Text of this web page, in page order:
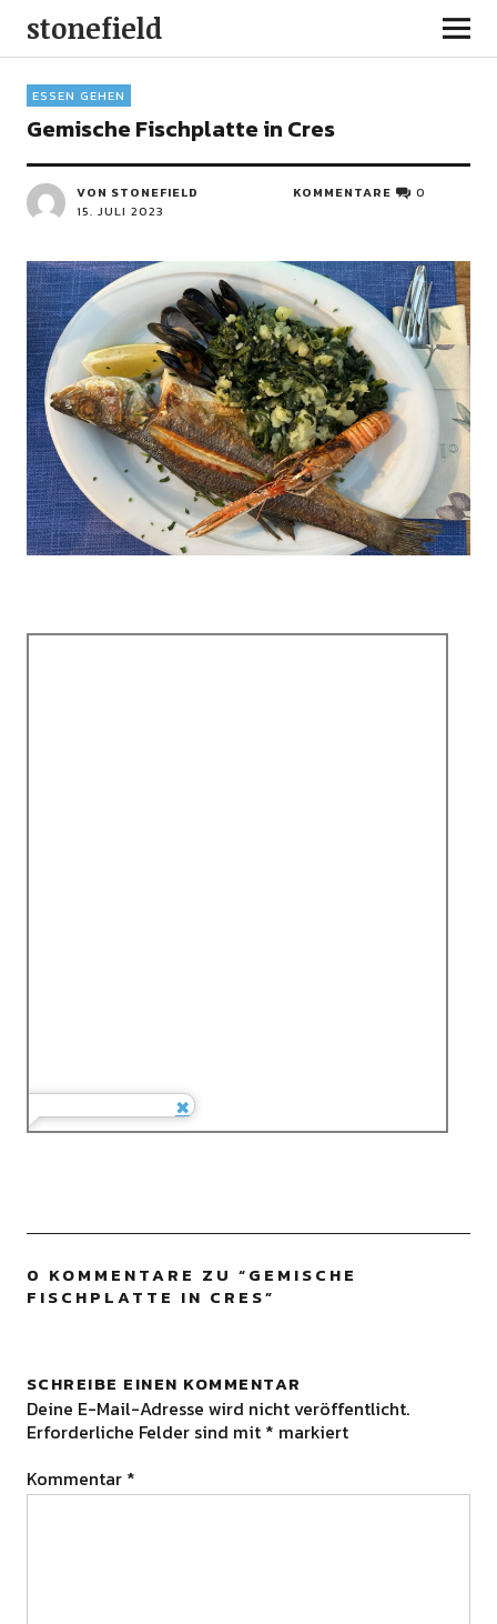
stonefield
ESSEN GEHEN
Gemische Fischplatte in Cres
VON STONEFIELD
15. JULI 2023
KOMMENTARE 0
0 KOMMENTARE ZU “GEMISCHE
FISCHPLATTE IN CRES”
SCHREIBE EINEN KOMMENTAR
Deine E-Mail-Adresse wird nicht veröffentlicht.
Erforderliche Felder sind mit * markiert
Kommentar *